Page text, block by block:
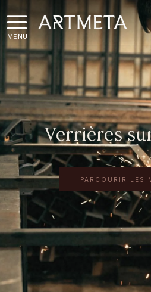
MENU
Verrières
PARCOURIR LES